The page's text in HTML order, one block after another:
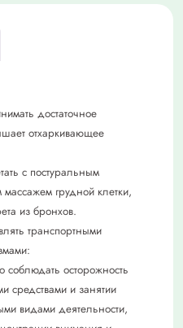
достаточное
отхаркивающее
с постуральным
грудной клетки,
из бронхов.
транспортными
осторожность
средствами и занятии
видами деятельности,